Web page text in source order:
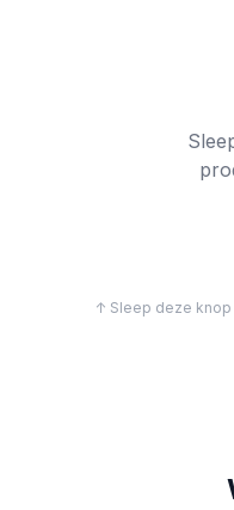
↑ Sleep deze knop